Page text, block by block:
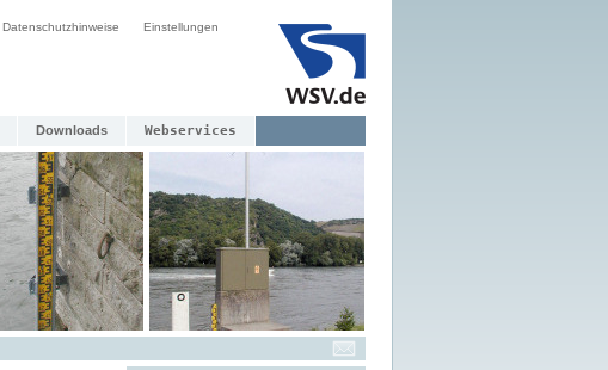
Datenschutzhinweise Einstellungen
Downloads Webservices